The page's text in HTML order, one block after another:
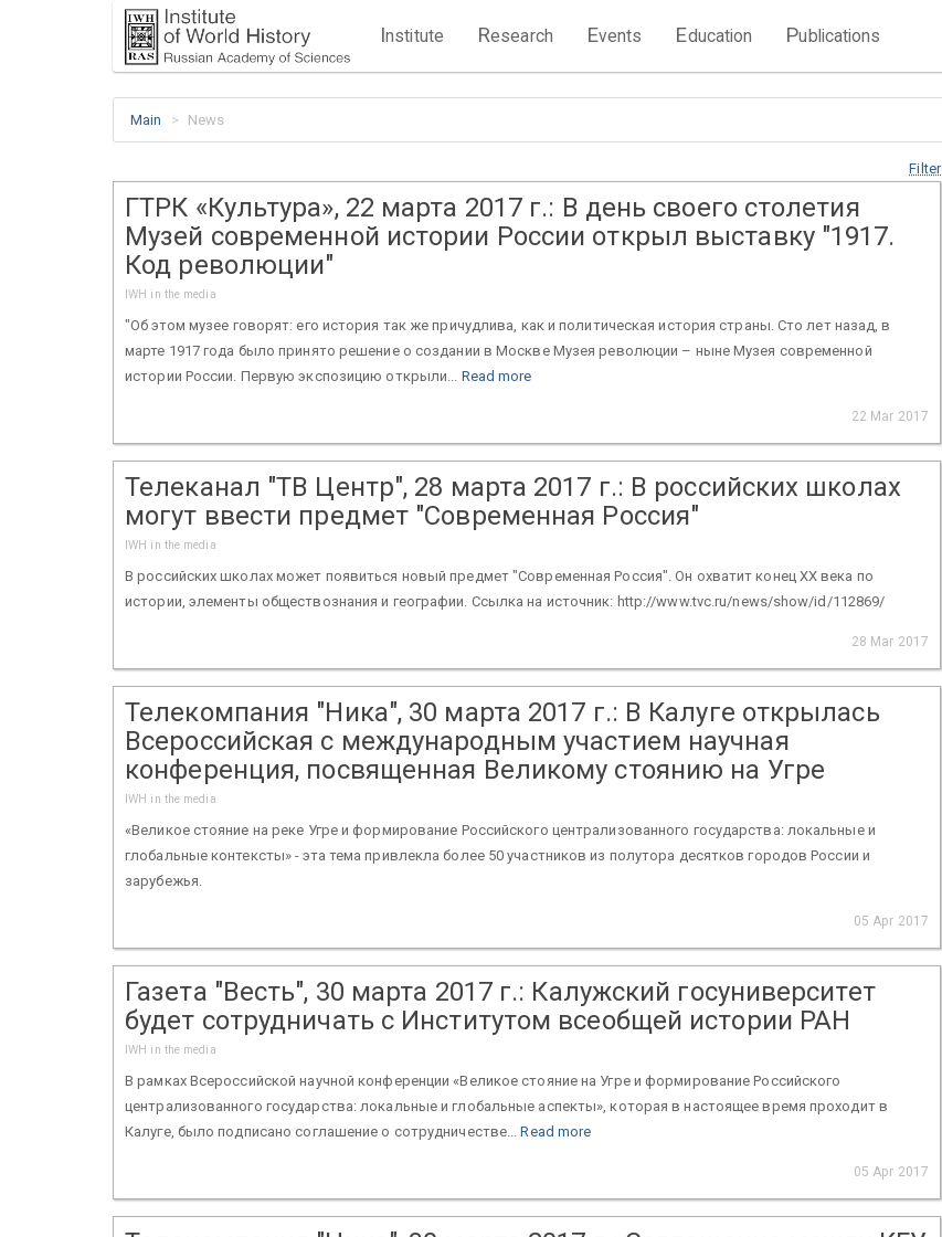
Institute Research Events Education Publications
Main News
Filter
ГТРК «Культура», 22 марта 2017 г.: В день своего столетия
Музей современной истории России открыл выставку "1917.
Код революции"
IWH in the media
"Об этом музее говорят: его история так же причудлива, как и политическая история страны. Сто лет назад, в
марте 1917 года было принято решение о создании в Москве Музея революции – ныне Музея современной
истории России. Первую экспозицию открыли... Read more
22 Mar 2017
Телеканал "ТВ Центр", 28 марта 2017 г.: В российских школах
могут ввести предмет "Современная Россия"
IWH in the media
В российских школах может появиться новый предмет "Современная Россия". Он охватит конец XX века по
истории, элементы обществознания и географии. Ссылка на источник: http://www.tvc.ru/news/show/id/112869/
28 Mar 2017
Телекомпания "Ника", 30 марта 2017 г.: В Калуге открылась
Всероссийская с международным участием научная
конференция, посвященная Великому стоянию на Угре
IWH in the media
«Великое стояние на реке Угре и формирование Российского централизованного государства: локальные и
глобальные контексты» - эта тема привлекла более 50 участников из полутора десятков городов России и
зарубежья.
05 Apr 2017
Газета "Весть", 30 марта 2017 г.: Калужский госуниверситет
будет сотрудничать с Институтом всеобщей истории РАН
IWH in the media
В рамках Всероссийской научной конференции «Великое стояние на Угре и формирование Российского
централизованного государства: локальные и глобальные аспекты», которая в настоящее время проходит в
Калуге, было подписано соглашение о сотрудничестве...Read more
05 Apr 2017